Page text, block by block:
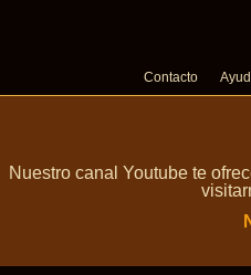
Contacto
Nuestro canal Youtube te